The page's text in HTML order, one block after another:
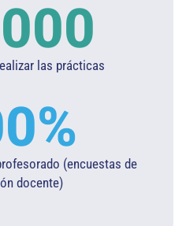
las prácticas
(encuestas de
docente)​
%